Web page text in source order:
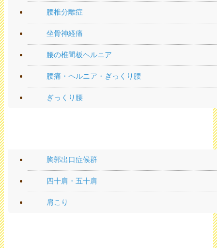
腰椎分離症
坐骨神経痛
腰の椎間板ヘルニア
腰痛・ヘルニア・ぎっくり腰
ぎっくり腰
胸郭出口症候群
四十肩・五十肩
肩こり